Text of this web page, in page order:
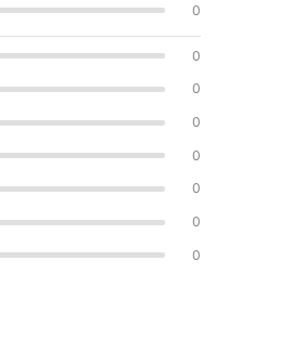
0
0
0
0
0
0
0
0